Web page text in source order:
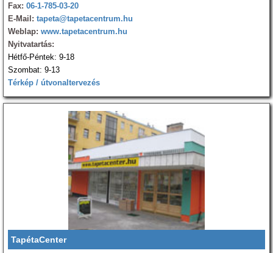
Fax: 06-1-785-03-20
E-Mail: tapeta@tapetacentrum.hu
Weblap: www.tapetacentrum.hu
Nyitvatartás:
Hétfő-Péntek: 9-18
Szombat: 9-13
Térkép / útvonaltervezés
TapétaCenter